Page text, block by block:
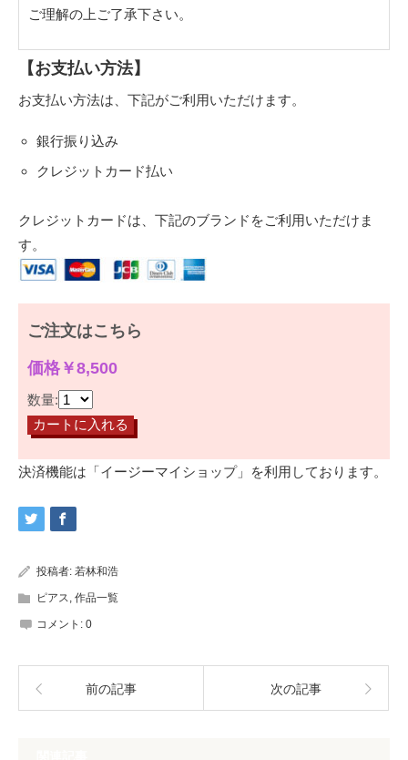
ご理解の上ご了承下さい。
【お支払い方法】
お支払い方法は、下記がご利用いただけます。
銀行振り込み
クレジットカード払い
クレジットカードは、下記のブランドをご利用いただけま
す。
ご注文はこちら
価格￥8,500
数量:
決済機能は「イージーマイショップ」を利用しております。
投稿者: 若林和浩
ピアス, 作品一覧
コメント: 0
前の記事 次の記事